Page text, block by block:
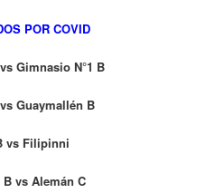
POR COVID
Gimnasio N°1 B
Guaymallén B
vs Filipinni
B vs Alemán C